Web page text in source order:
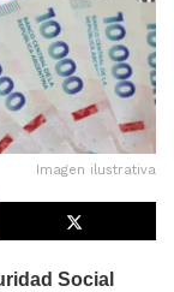
Imagen ilustrativa
Social